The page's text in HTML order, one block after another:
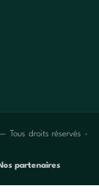
Tous droits réservés -
partenaires